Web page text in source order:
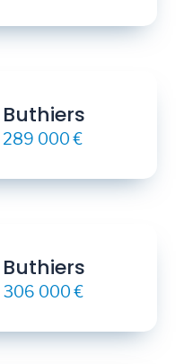
Buthiers
289 000 €
Buthiers
306 000 €